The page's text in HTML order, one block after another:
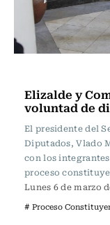
Elizalde y
voluntad de
El presidente del
Diputados, Vlado
con los
proceso
Lunes 6 de marzo
# Proceso